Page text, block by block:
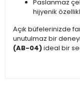
Paslanmaz
hijyenik
Açık büfelerinizde
unutulmaz bir
(AB-04)ideal bir